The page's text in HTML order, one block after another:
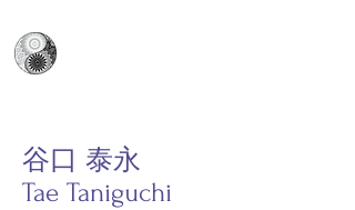
谷口 泰永
Tae Taniguchi